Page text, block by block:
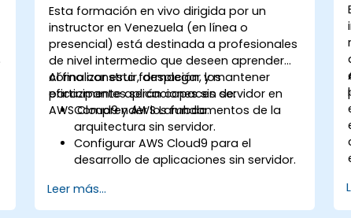
Esta formación en vivo dirigida por un
instructor en Venezuela (en línea o
presencial) está destinada a profesionales
de nivel intermedio que deseen aprender
cómo construir, desplegar y mantener
eficazmente aplicaciones sin servidor en
AWS Cloud9 y AWS Lambda.
Al finalizar esta formación, los
participantes serán capaces de:
Comprender los fundamentos de la
arquitectura sin servidor.
Configurar AWS Cloud9 para el
desarrollo de aplicaciones sin servidor.
aplicaciones sin servidor utilizando
AWS Lambda.
Leer más...